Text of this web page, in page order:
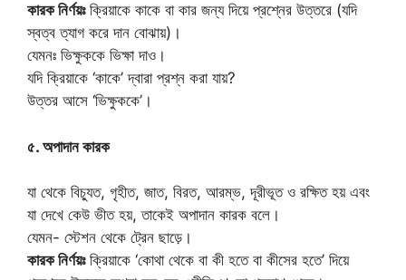
কারক নির্ণয়ঃক্রিয়াকে কাকে বা কার জন্য দিয়ে প্রশ্নের উত্তরে (যদি
স্বত্ব ত্যাগ করে দান বোঝায়)।
যেমনঃ ভিক্ষুককে ভিক্ষা দাও।
যদি ক্রিয়াকে ‘কাকে’ দ্বারা প্রশ্ন করা যায়?
উত্তর আসে ‘ভিক্ষুককে’।
৫. অপাদান কারক
যা থেকে বিচ্যুত, গৃহীত, জাত, বিরত, আরম্ভ, দূরীভূত ও রক্ষিত হয় এবং
যা দেখে কেউ ভীত হয়, তাকেই অপাদান কারক বলে।
যেমন- স্টেশন থেকে ট্রেন ছাড়ে।
কারক নির্ণয়ঃক্রিয়াকে ‘কোথা থেকে বা কী হতে বা কীসের হতে’ দিয়ে